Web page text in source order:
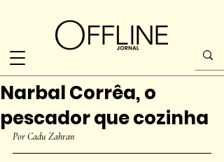
Narbal Corrêa, o
pescador que cozinha
Por Cadu Zahran